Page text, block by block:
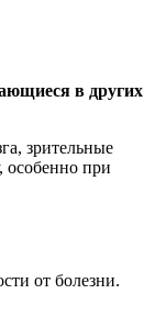
в других
зрительные
особенно при
от болезни.